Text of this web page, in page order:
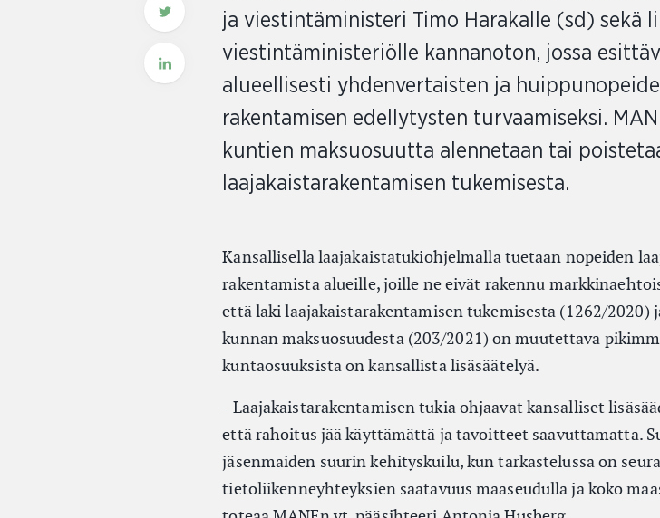
ja viestintäministeri Timo Harakalle (sd) sekä
viestintäministeriölle kannanoton, jossa
alueellisesti yhdenvertaisten ja
rakentamisen edellytysten turvaamiseksi.
kuntien maksuosuutta alennetaan tai
laajakaistarakentamisen tukemisesta.
Kansallisella laajakaistatukiohjelmalla tuetaan nopeiden
rakentamista alueille, joille ne eivät rakennu
että laki laajakaistarakentamisen tukemisesta (1262/2020)
kunnan maksuosuudesta (203/2021) on muutettava
kuntaosuuksista on kansallista lisäsäätelyä.
- Laajakaistarakentamisen tukia ohjaavat kansalliset
että rahoitus jää käyttämättä ja tavoitteet saavuttamatta.
jäsenmaiden suurin kehityskuilu, kun tarkastelussa on
tietoliikenneyhteyksien saatavuus maaseudulla ja koko